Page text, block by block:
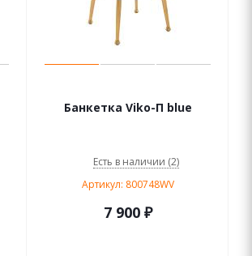
Банкетка Viko-П blue
Есть в наличии (2)
Артикул: 800748WV
7 900₽